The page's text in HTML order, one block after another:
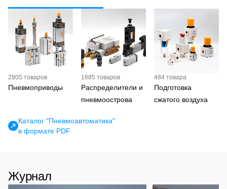
2805 товаров
Пневмоприводы
1685 товаров
Распределители и
пневмоострова
484 товара
Подготовка
сжатого воздуха
Каталог "Пневмоавтоматика"
в формате PDF
Журнал